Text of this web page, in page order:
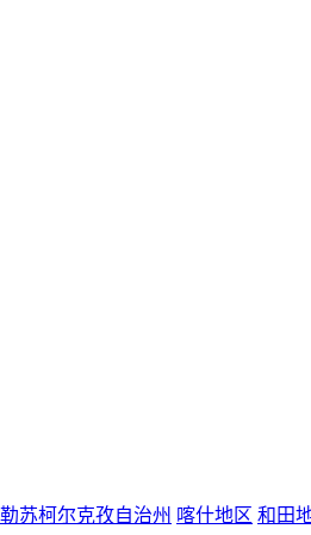
苏柯尔克孜自治州 喀什地区 和田